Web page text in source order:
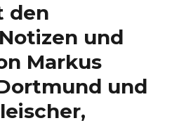
den
und
Markus
und